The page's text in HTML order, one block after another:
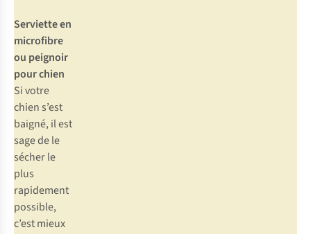
Serviette en
microfibre
ou peignoir
pour chien
Si votre
chien s’est
baigné, il est
sage de le
sécher le
plus
rapidement
possible,
c’est mieux